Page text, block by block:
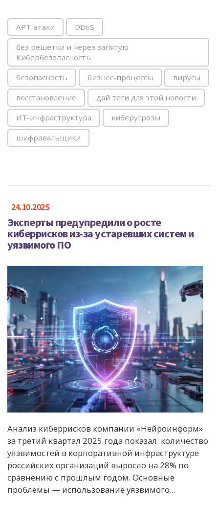
APT-атаки DDoS
без решетки и через запятую
Кибербезопасность
безопасность бизнес-процессы вирусы
восстановление дай теги для этой новости
ИТ-инфраструктура киберугрозы
шифровальщики
24.10.2025
Эксперты предупредили о росте
киберрисков из-за устаревших систем и
уязвимого ПО
Анализ киберрисков компании «Нейроинформ»
за третий квартал 2025 года показал: количество
уязвимостей в корпоративной инфраструктуре
российских организаций выросло на 28% по
сравнению с прошлым годом. Основные
проблемы — использование уязвимого...